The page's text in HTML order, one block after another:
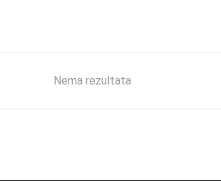
Nema rezultata